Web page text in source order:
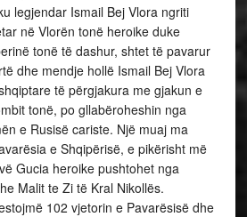
legjendar Ismail Bej Vlora ngriti
në Vlorën tonë heroike duke
tonë të dashur, shtet të pavarur
dhe mendje hollë Ismail Bej Vlora
të përgjakura me gjakun e
tonë, po gllabëroheshin nga
e Rusisë cariste. Një muaj ma
e Shqipërisë, e pikërisht më
Gucia heroike pushtohet nga
Malit te Zi të Kral Nikollës.
102 vjetorin e Pavarësisë dhe